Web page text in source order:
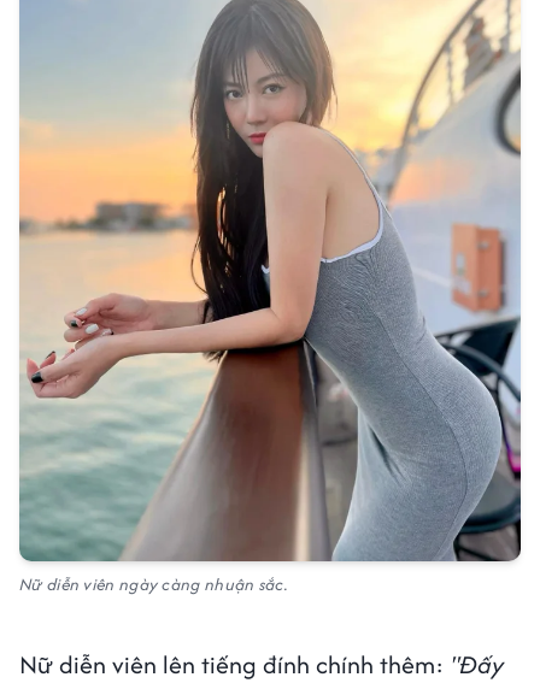
Nữ diễn viên ngày càng nhuận sắc.
Nữ diễn viên lên tiếng đính chính thêm: "Đấy